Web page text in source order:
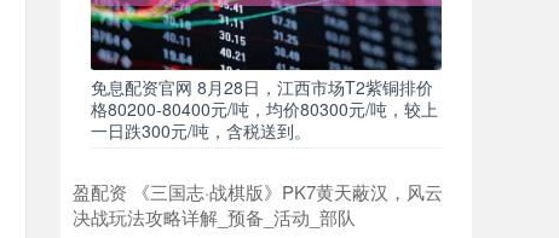
免息配资官网 8月28日，江西市场T2紫铜排价
格80200-80400元/吨，均价80300元/吨，较上
一日跌300元/吨，含税送到。
盈配资 《三国志·战棋版》PK7黄天蔽汉，风云
决战玩法攻略详解_预备_活动_部队